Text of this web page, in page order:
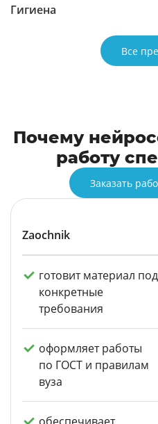
Гигиена
Все
Почему
работу
Заказать
Zaochnik
готовит материал под
конкретные
требования
оформляет работы
по ГОСТ и правилам
вуза